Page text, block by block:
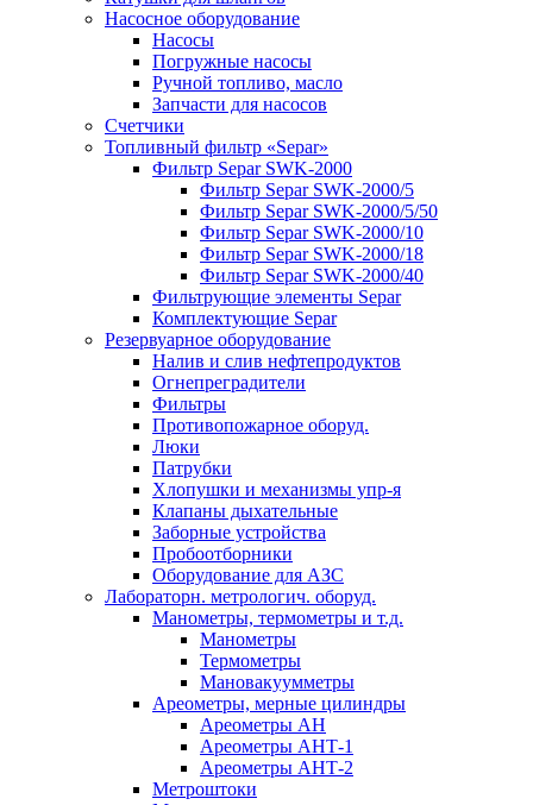
Насосное оборудование
Насосы
Погружные насосы
Ручной топливо, масло
Запчасти для насосов
Счетчики
Топливный фильтр «Separ»
Фильтр Separ SWK-2000
Фильтр Separ SWK-2000/5
Фильтр Separ SWK-2000/5/50
Фильтр Separ SWK-2000/10
Фильтр Separ SWK-2000/18
Фильтр Separ SWK-2000/40
Фильтрующие элементы Separ
Комплектующие Separ
Резервуарное оборудование
Налив и слив нефтепродуктов
Огнепреградители
Фильтры
Противопожарное оборуд.
Люки
Патрубки
Хлопушки и механизмы упр-я
Клапаны дыхательные
Заборные устройства
Пробоотборники
Оборудование для АЗС
Лабораторн. метрологич. оборуд.
Манометры, термометры и т.д.
Манометры
Термометры
Мановакуумметры
Ареометры, мерные цилиндры
Ареометры АН
Ареометры АНТ-1
Ареометры АНТ-2
Метроштоки